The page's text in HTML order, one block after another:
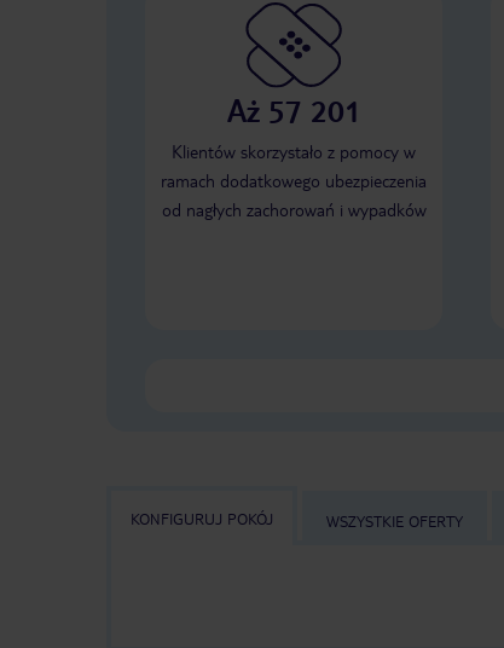
Aż 57 201
Klientów skorzystało z pomocy w
ramach dodatkowego ubezpieczenia
od nagłych zachorowań i wypadków
KONFIGURUJ POKÓJ WSZYSTKIE OFERTY